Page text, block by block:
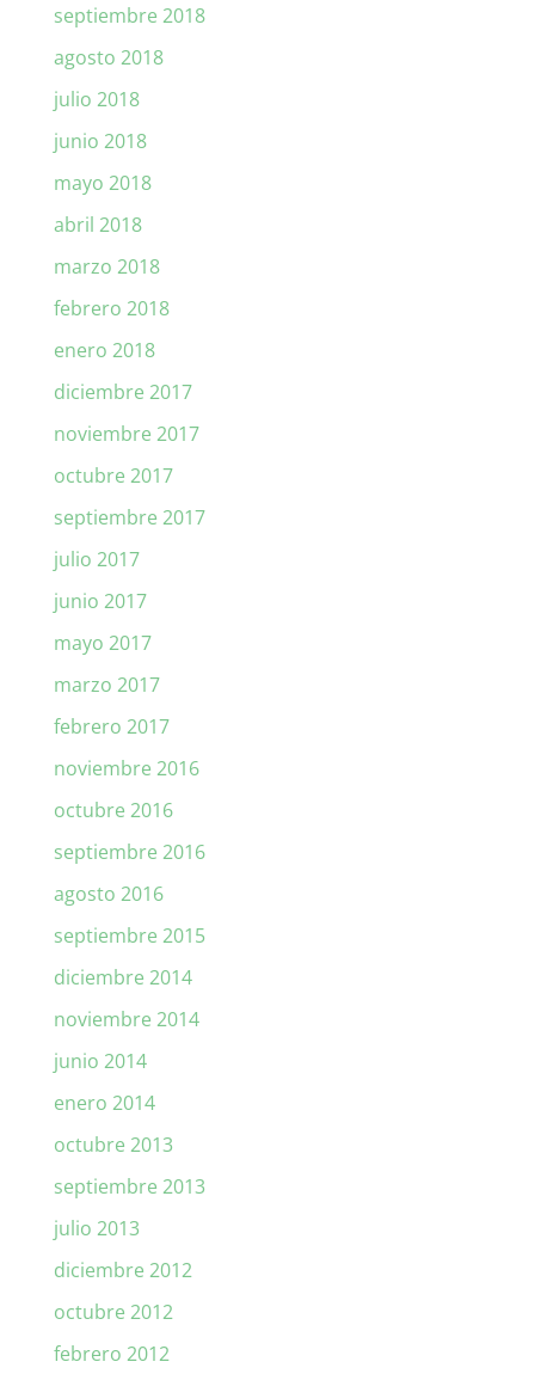
septiembre 2018
agosto 2018
julio 2018
junio 2018
mayo 2018
abril 2018
marzo 2018
febrero 2018
enero 2018
diciembre 2017
noviembre 2017
octubre 2017
septiembre 2017
julio 2017
junio 2017
mayo 2017
marzo 2017
febrero 2017
noviembre 2016
octubre 2016
septiembre 2016
agosto 2016
septiembre 2015
diciembre 2014
noviembre 2014
junio 2014
enero 2014
octubre 2013
septiembre 2013
julio 2013
diciembre 2012
octubre 2012
febrero 2012